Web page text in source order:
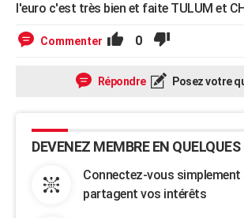
l'euro c'est très bien et faite TULUM et
Commenter 0
Répondre Posez votre
DEVENEZ MEMBRE EN
Connectez-vous simplement
partagent vos intérêts